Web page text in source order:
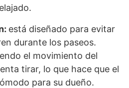
está diseñado para evitar
durante los paseos.
el movimiento del
tirar, lo que hace que el
para su dueño.